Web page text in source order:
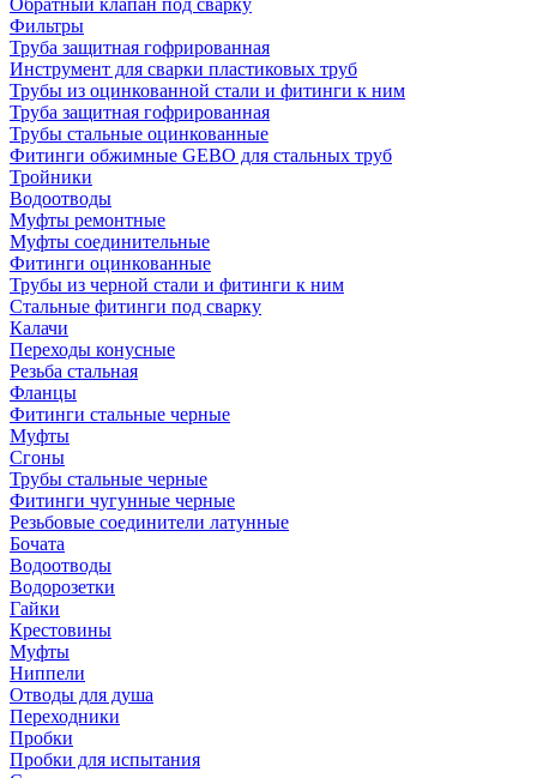
Фильтры
Труба защитная гофрированная
Инструмент для сварки пластиковых труб
Трубы из оцинкованной стали и фитинги к ним
Труба защитная гофрированная
Трубы стальные оцинкованные
Фитинги обжимные GEBO для стальных труб
Тройники
Водоотводы
Муфты ремонтные
Муфты соединительные
Фитинги оцинкованные
Трубы из черной стали и фитинги к ним
Стальные фитинги под сварку
Калачи
Переходы конусные
Резьба стальная
Фланцы
Фитинги стальные черные
Муфты
Сгоны
Трубы стальные черные
Фитинги чугунные черные
Резьбовые соединители латунные
Бочата
Водоотводы
Водорозетки
Гайки
Крестовины
Муфты
Ниппели
Отводы для душа
Переходники
Пробки
Пробки для испытания